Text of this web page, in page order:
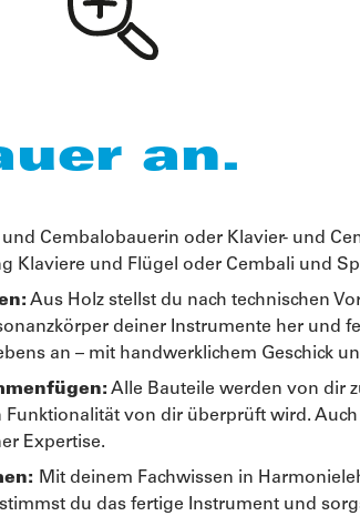
an.
und Cembalobauerin oder Klavier- und
Klaviere und Flügel oder Cembali und
Aus Holz stellst du nach technischen
deiner Instrumente her und
an – mit handwerklichem Geschick
Alle Bauteile werden von dir
Funktionalität von dir überprüft wird.
Expertise.
Mit deinem Fachwissen in
du das fertige Instrument und